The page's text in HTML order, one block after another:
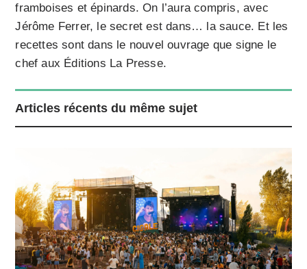
framboises et épinards. On l’aura compris, avec
Jérôme Ferrer, le secret est dans… la sauce. Et les
recettes sont dans le nouvel ouvrage que signe le
chef aux Éditions La Presse.
Articles récents du même sujet